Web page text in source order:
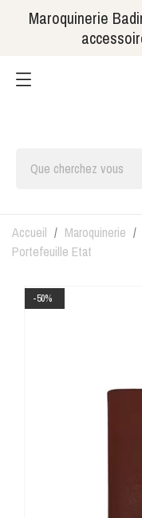
Maroquinerie
Accueil Maroquinerie
Portefeuille Etat
-50%